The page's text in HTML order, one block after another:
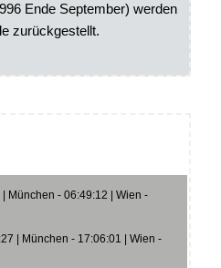
Ende September) werden
zurückgestellt.
München - 06:49:12 | Wien -
| München - 17:06:01 | Wien -